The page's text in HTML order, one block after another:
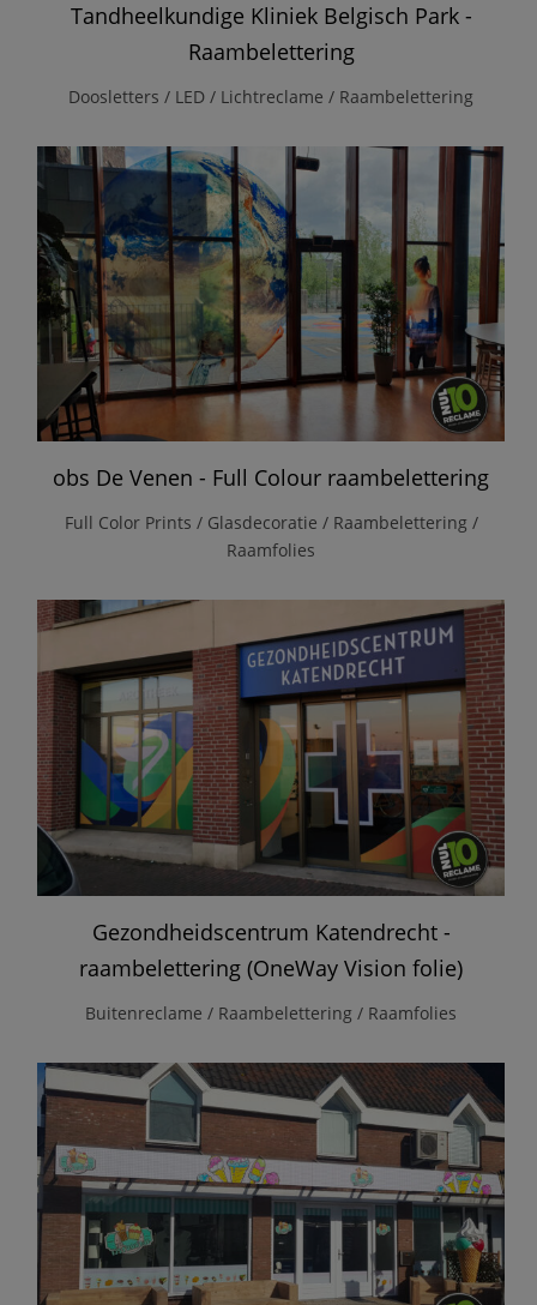
Tandheelkundige Kliniek Belgisch Park -
Raambelettering
Doosletters / LED / Lichtreclame / Raambelettering
obs De Venen - Full Colour raambelettering
Full Color Prints / Glasdecoratie / Raambelettering /
Raamfolies
Gezondheidscentrum Katendrecht -
raambelettering (OneWay Vision folie)
Buitenreclame / Raambelettering / Raamfolies